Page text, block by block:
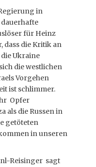
in
dauerhafte
für Heinz
dass die Kritik an
Ukraine
die westlichen
Vorgehen
ist schlimmer.
Opfer
als die Russen in
getöteten
in unseren
Reisinger sagt